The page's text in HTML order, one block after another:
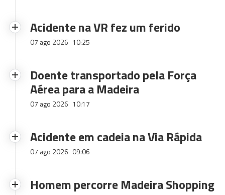
Acidente na VR fez um ferido
07 ago 2026 10:25
Doente transportado pela Força
Aérea para a Madeira
07 ago 2026 10:17
Acidente em cadeia na Via Rápida
07 ago 2026 09:06
Homem percorre Madeira Shopping